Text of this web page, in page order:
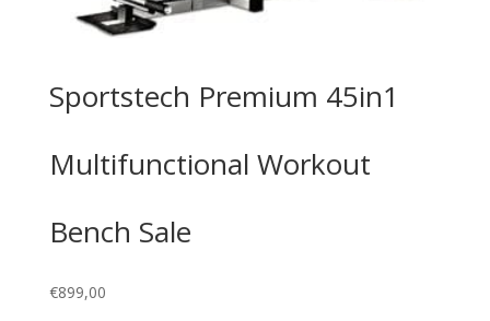
Sportstech Premium 45in1
Multifunctional Workout
Bench Sale
€899,00